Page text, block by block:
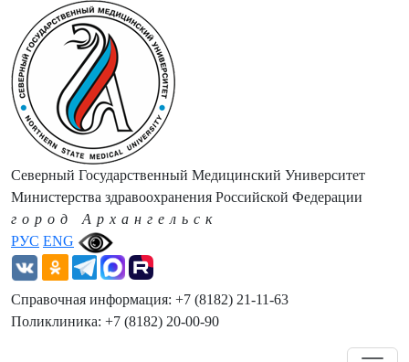
РУС ENG
Северный Государственный Медицинский Университет
Министерства здравоохранения Российской Федерации
город Архангельск
Справочная информация: +7 (8182) 21-11-63
Поликлиника: +7 (8182) 20-00-90